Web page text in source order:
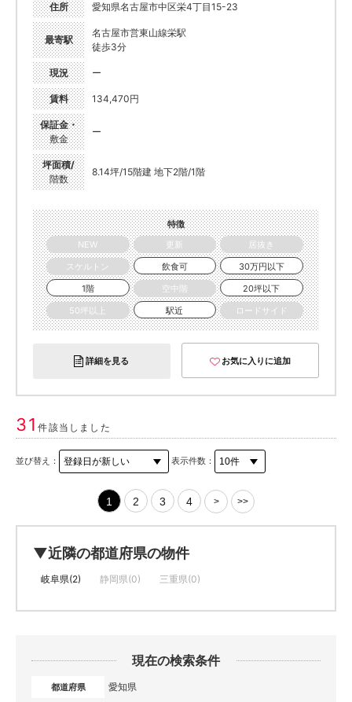
住所 愛知県名古屋市中区栄4丁目15-23
最寄駅
名古屋市営東山線栄駅
徒歩3分
現況 ー
賃料 134,470円
保証金・
敷金
ー
坪面積/
階数
8.14坪/15階建 地下2階/1階
特徴
NEW
更新
居抜き
スケルトン
飲食可
30万円以下
1階
空中階
20坪以下
50坪以上
駅近 ロードサイド
詳細を見る お気に入りに追加
31件該当しました
並び替え： 表示件数：
1 2 3 4 > >>
▼近隣の都道府県の物件
岐阜県(2) 静岡県(0) 三重県(0)
現在の検索条件
都道府県 愛知県